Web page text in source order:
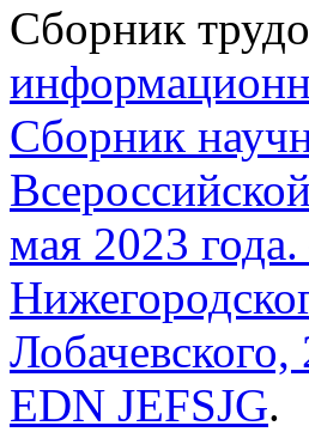
Сборник
Сборник
мая 2023
EDN JEFSJG.